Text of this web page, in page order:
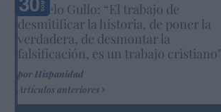
Marcelo Gullo: “El trabajo de
desmitificar la historia, de poner la
verdadera, de desmontar la
falsificación, es un trabajo cristiano"
por Hispanidad
Artículos anteriores